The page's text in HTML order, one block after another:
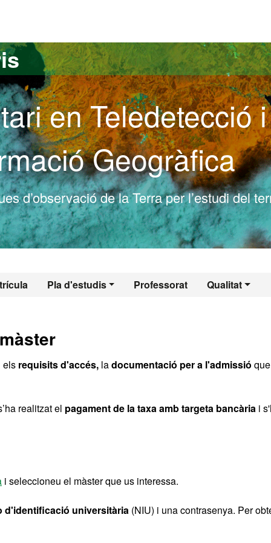
en Teledetecció i
Geogràfica
d’observació de la Terra per l’estudi del
Pla d'estudis Professorat Qualitat
Teledetecció i
els requisits d'accés, ladocumentació per a l'admissió que
realitzat el pagament de la taxa amb targeta bancària i
i seleccioneu el màster que us interessa.
d'identificació universitària (NIU) i una contrasenya. Per